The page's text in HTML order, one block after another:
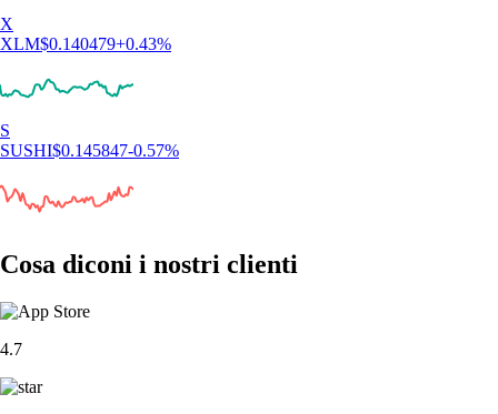
X
XLM$0.140479+0.43%
S
SUSHI$0.145847-0.57%
Cosa diconi i nostri clienti
4.7